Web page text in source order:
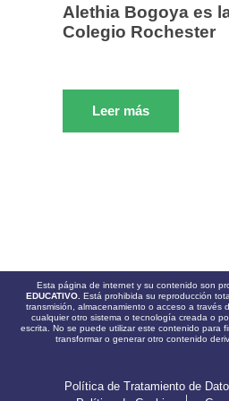
Alethia Bogoya es
Colegio Rochester
Leer más
Esta página de internet y su contenido son
EDUCATIVO. Está prohibida su reproducción
transmisión, almacenamiento o acceso a través
cualquier otro sistema o tecnología creada o
escrita. No se puede utilizar este contenido para
transformar o generar otro contenido
Política de Tratamiento de